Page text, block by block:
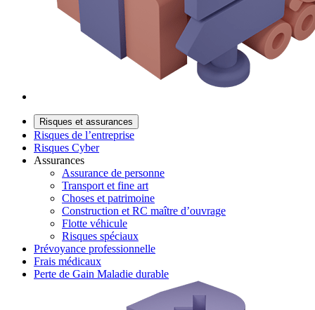
Risques et assurances
Risques de l’entreprise
Risques Cyber
Assurances
Assurance de personne
Transport et fine art
Choses et patrimoine
Construction et RC maître d’ouvrage
Flotte véhicule
Risques spéciaux
Prévoyance professionnelle
Frais médicaux
Perte de Gain Maladie durable